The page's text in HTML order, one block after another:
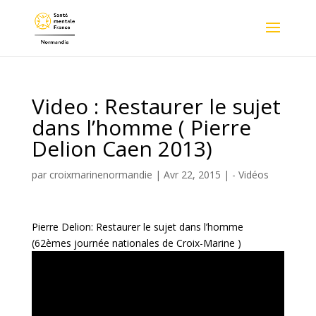
Video : Restaurer le sujet
dans l’homme ( Pierre
Delion Caen 2013)
par croixmarinenormandie | Avr 22, 2015 | - Vidéos
Pierre Delion: Restaurer le sujet dans l’homme
(62èmes journée nationales de Croix-Marine )